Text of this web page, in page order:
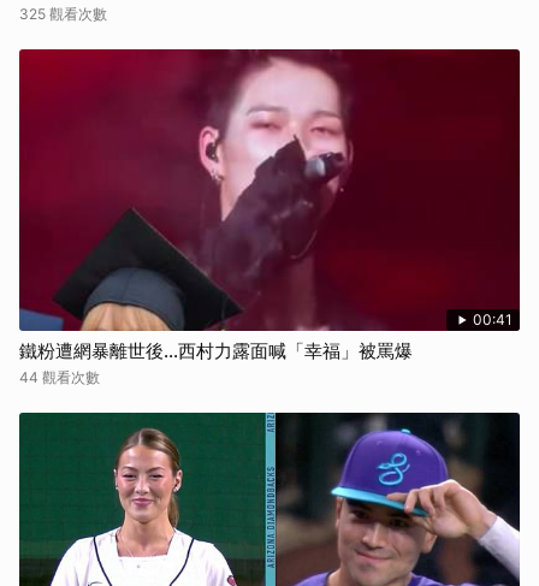
325 觀看次數
00:41
鐵粉遭網暴離世後...西村力露面喊「幸福」被罵爆
44 觀看次數